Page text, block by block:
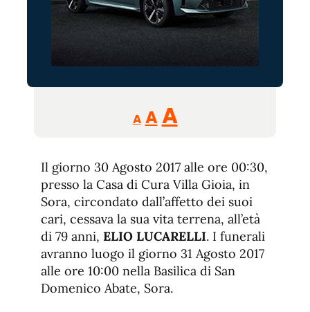
A
Reducir
tamaño
A Restablecer
de
fuente
AAumentar
de
fuente.
Il giorno 30 Agosto 2017 alle ore 00:30,
presso la Casa di Cura Villa Gioia, in
Sora, circondato dall’affetto dei suoi
cari, cessava la sua vita terrena, all’età
di 79 anni, ELIO LUCARELLI. I funerali
avranno luogo il giorno 31 Agosto 2017
alle ore 10:00 nella Basilica di San
Domenico Abate, Sora.